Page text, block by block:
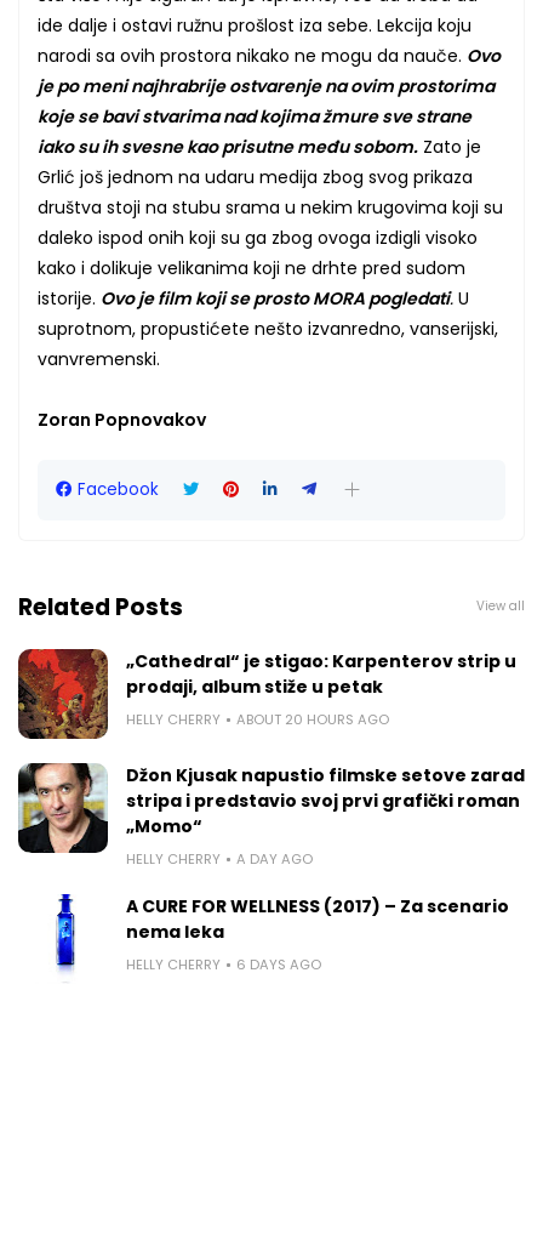
ide dalje i ostavi ružnu prošlost iza sebe. Lekcija koju
narodi sa ovih prostora nikako ne mogu da nauče. Ovo
je po meni najhrabrije ostvarenje na ovim prostorima
koje se bavi stvarima nad kojima žmure sve strane
iako su ih svesne kao prisutne među sobom. Zato je
Grlić još jednom na udaru medija zbog svog prikaza
društva stoji na stubu srama u nekim krugovima koji su
daleko ispod onih koji su ga zbog ovoga izdigli visoko
kako i dolikuje velikanima koji ne drhte pred sudom
istorije. Ovo je film koji se prosto MORA pogledati. U
suprotnom, propustićete nešto izvanredno, vanserijski,
vanvremenski.
Zoran Popnovakov
Facebook
Related Posts View all
„Cathedral“ je stigao: Karpenterov strip u
prodaji, album stiže u petak
HELLY CHERRY ABOUT 20 HOURS AGO
Džon Kjusak napustio filmske setove zarad
stripa i predstavio svoj prvi grafički roman
„Momo“
HELLY CHERRY A DAY AGO
A CURE FOR WELLNESS (2017) – Za scenario
nema leka
HELLY CHERRY 6 DAYS AGO